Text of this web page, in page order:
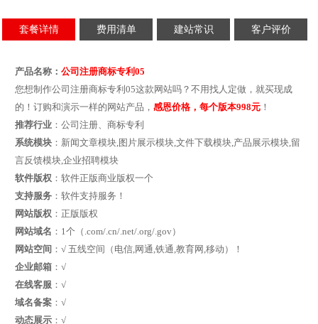
套餐详情 费用清单 建站常识 客户评价
产品名称： 公司注册商标专利05
您想制作公司注册商标专利05这款网站吗？不用找人定做，就买现成
的！订购和演示一样的网站产品， 感恩价格，每个版本998元！
推荐行业：公司注册、商标专利
系统模块：新闻文章模块,图片展示模块,文件下载模块,产品展示模块,留
言反馈模块,企业招聘模块
软件版权：软件正版商业版权一个
支持服务：软件支持服务！
网站版权：正版版权
网站域名 ：1个（.com/.cn/.net/.org/.gov）
网站空间 ：√ 五线空间（电信,网通,铁通,教育网,移动）！
企业邮箱：√
在线客服：√
域名备案：√
动态展示：√